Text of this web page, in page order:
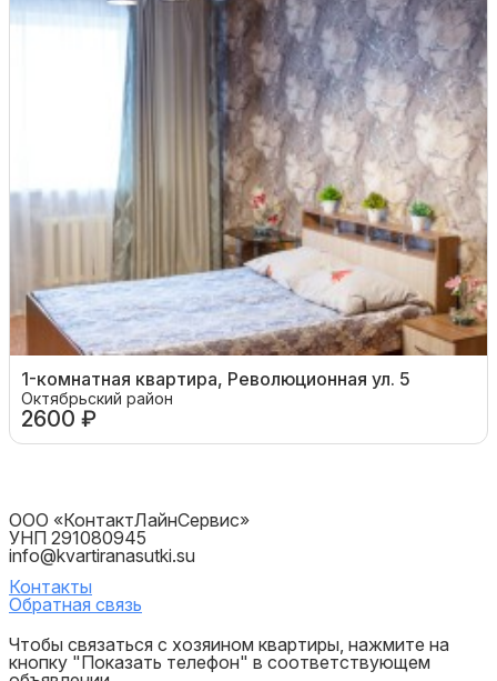
1-комнатная квартира, Революционная ул. 5
Октябрьский район
2600 ₽
ООО «КонтактЛайнСервис»
УНП 291080945
info@kvartiranasutki.su
Контакты
Обратная связь
Чтобы связаться с хозяином квартиры, нажмите на
кнопку "Показать телефон" в соответствующем